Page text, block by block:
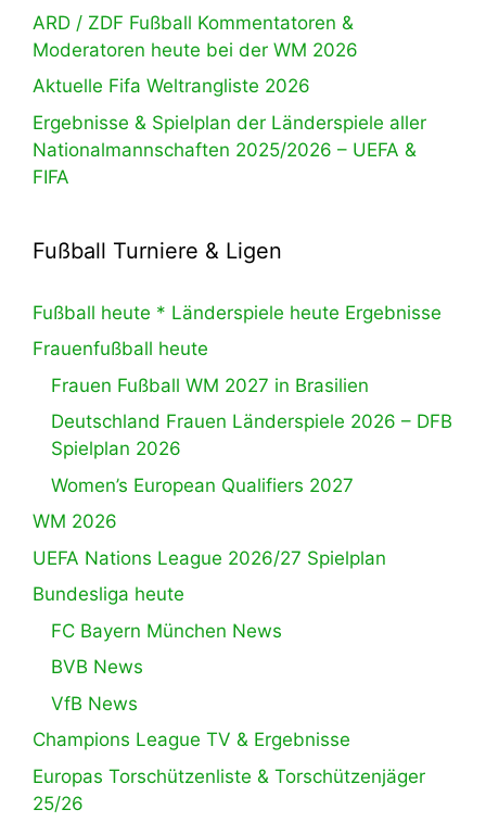
ARD / ZDF Fußball Kommentatoren &
Moderatoren heute bei der WM 2026
Aktuelle Fifa Weltrangliste 2026
Ergebnisse & Spielplan der Länderspiele aller
Nationalmannschaften 2025/2026 – UEFA &
FIFA
Fußball Turniere & Ligen
Fußball heute * Länderspiele heute Ergebnisse
Frauenfußball heute
Frauen Fußball WM 2027 in Brasilien
Deutschland Frauen Länderspiele 2026 – DFB
Spielplan 2026
Women’s European Qualifiers 2027
WM 2026
UEFA Nations League 2026/27 Spielplan
Bundesliga heute
FC Bayern München News
BVB News
VfB News
Champions League TV & Ergebnisse
Europas Torschützenliste & Torschützenjäger
25/26